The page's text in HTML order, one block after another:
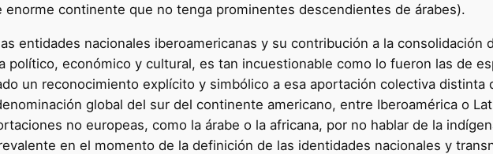
continente que no tenga prominentes descendientes de árabes).
entidades nacionales iberoamericanas y su contribución a la consolidación
político, económico y cultural, es tan incuestionable como lo fueron las de
un reconocimiento explícito y simbólico a esa aportación colectiva distinta
global del sur del continente americano, entre Iberoamérica o
no europeas, como la árabe o la africana, por no hablar de la
en el momento de la definición de las identidades nacionales y